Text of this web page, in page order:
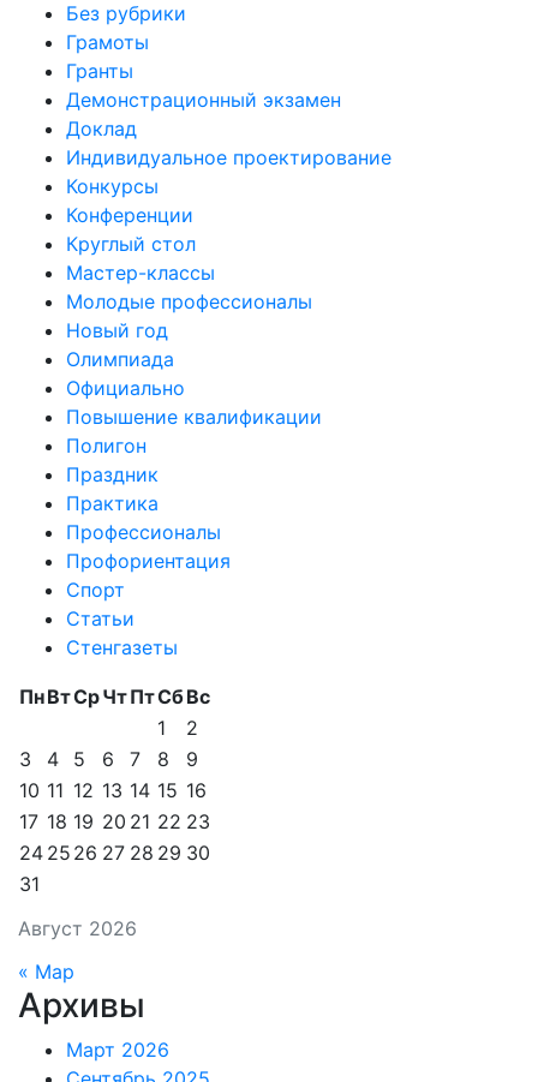
Без рубрики
Грамоты
Гранты
Демонстрационный экзамен
Доклад
Индивидуальное проектирование
Конкурсы
Конференции
Круглый стол
Мастер-классы
Молодые профессионалы
Новый год
Олимпиада
Официально
Повышение квалификации
Полигон
Праздник
Практика
Профессионалы
Профориентация
Спорт
Статьи
Стенгазеты
Август 2026
ПнВтСрЧтПтСбВс
1
2
3
4 5 6 7 8
9
10 11 12 13 14 15 16
17 18 19 20 21 22 23
24 25 26 27 28 29 30
31
« Мар
Архивы
Март 2026